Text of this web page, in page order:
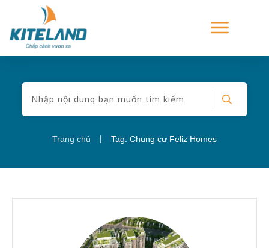
Trang chủ | Tag: Chung cư Feliz Homes